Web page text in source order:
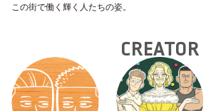
この街で働く輝く人たちの姿。
CREATOR